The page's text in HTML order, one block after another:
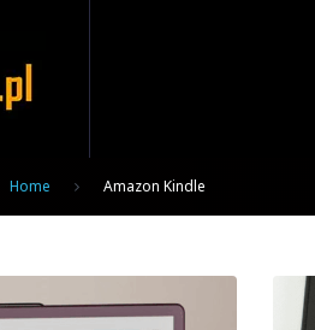
Home Amazon Kindle